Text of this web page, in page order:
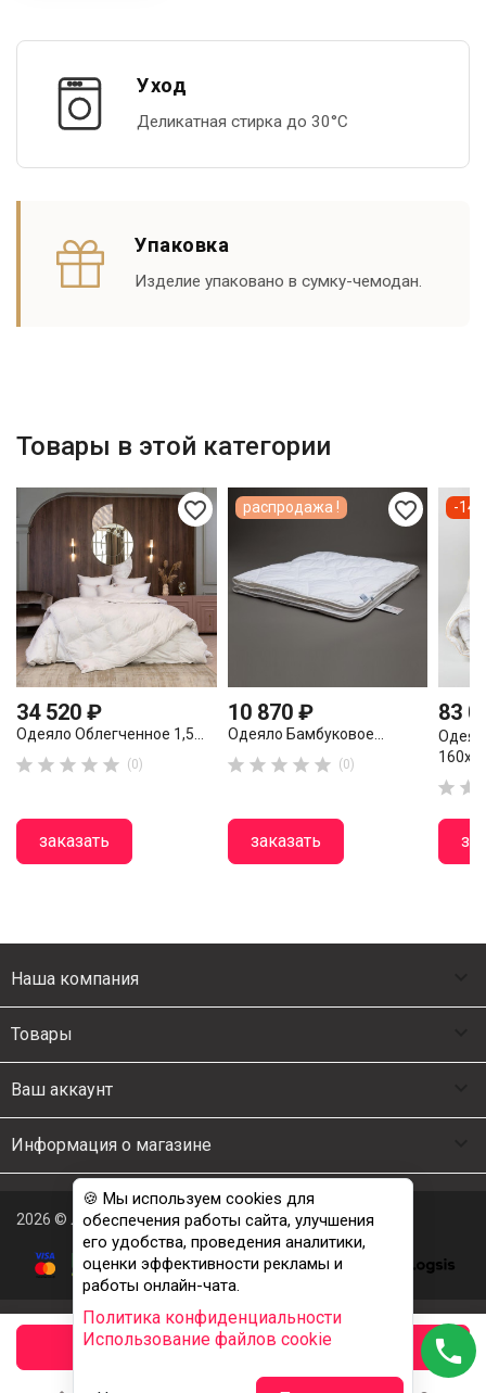
Уход
Деликатная стирка до 30°С
Упаковка
Изделие упаковано в сумку-чемодан.
Товары в этой категории
favorite_border
34 520 ₽
Одеяло Облегченное 1,5...
     (0)
заказать
favorite_border
10 870 ₽
Одеяло Бамбуковое...
     (0)
заказать
распродажа !
83
 
-14
Наша компания
Товары
Ваш аккаунт
Информация о магазине
2026 © Люкс Постель
🍪 Мы используем cookies для
обеспечения работы сайта, улучшения
его удобства, проведения аналитики,
оценки эффективности рекламы и
работы онлайн-чата.
Политика конфиденциальности
Использование файлов cookie
phone
заказать